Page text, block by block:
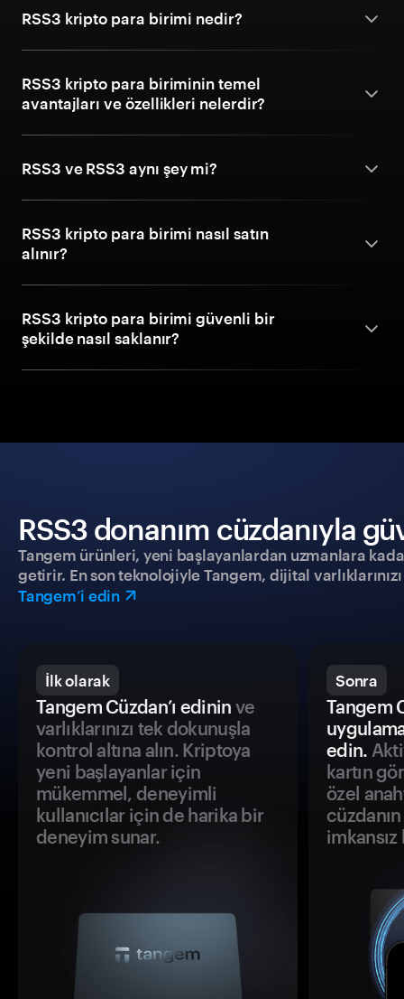
RSS3 kripto para birimi nedir?
RSS3 kripto para biriminin temel
avantajları ve özellikleri nelerdir?
RSS3 ve RSS3 aynı şey mi?
RSS3 kripto para birimi nasıl satın
alınır?
RSS3 kripto para birimi güvenli bir
şekilde nasıl saklanır?
RSS3 donanım cüzdanıyla
Tangem ürünleri, yeni başlayanlardan uzmanlara
getirir. En son teknolojiyle Tangem, dijital
Tangem’i edin
İlk olarak
Tangem Cüzdan’ı edinin ve
varlıklarınızı tek dokunuşla
kontrol altına alın. Kriptoya
yeni başlayanlar için
mükemmel, deneyimli
kullanıcılar için de harika bir
deneyim sunar.
Sonra
Tangem
edin.
kartın
özel